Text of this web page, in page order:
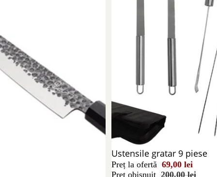
Reducere 66%
Ustensile gratar 9 piese
Preț la ofertă 69,00 lei
Preț obișnuit 200,00 lei